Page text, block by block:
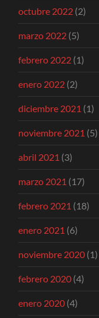
octubre 2022 (2)
marzo 2022 (5)
febrero 2022 (1)
enero 2022 (2)
diciembre 2021 (1)
noviembre 2021 (5)
abril 2021 (3)
marzo 2021 (17)
febrero 2021 (18)
enero 2021 (6)
noviembre 2020 (1)
febrero 2020 (4)
enero 2020 (4)